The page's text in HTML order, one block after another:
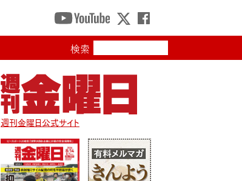
検索
週刊金曜日公式サイト